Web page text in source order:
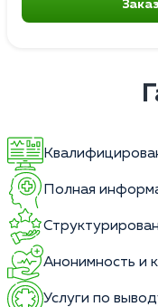
Полная
Анонимность и
Услуги по